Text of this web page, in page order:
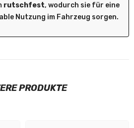
rutschfest, wodurch sie für eine
Nutzung im Fahrzeug sorgen.
PRODUKTE